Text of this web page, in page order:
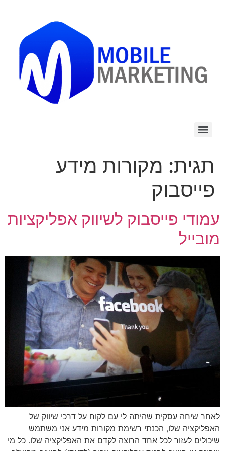
תגית: מקורות מידע
פייסבוק
עמודי פייסבוק לשיווק אפליקציות
מובייל
לאחר שיחה עסקית שהיתה לי עם לקוח על דרכי שיווק של
האפליקציה שלו, הכנתי רשימת מקורות מידע אני משתמש
שיכולים לעזור לכל אחד הרוצה לקדם את האפליקציה שלו. כל מי